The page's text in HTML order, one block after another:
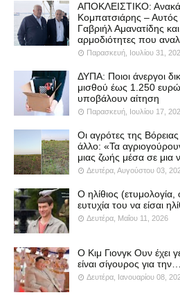
ΑΠΟΚΛΕΙΣΤΙΚΟ:
Κομπατσιάρης – Αυτός
Γαβριήλ Αμανατίδης και
αρμοδιότητες που
Παρασκευή, Ιουλίου 31,
ΔΥΠΑ: Ποιοι άνεργοι
μισθού έως 1.250
υποβάλουν αίτηση
Παρασκευή, Ιουλίου 17,
Οι αγρότες της
άλλο: «Τα
μιας ζωής μέσα σε μια
Δευτέρα, Αυγούστου 03,
Ο ηλίθιος (ετυμολογία,
ευτυχία του να είσαι
Δευτέρα, Μαΐου 11, 2026
Ο Κιμ Γιονγκ Ουν έχει
είναι σίγουρος για
Δευτέρα, Ιανουαρίου 08,